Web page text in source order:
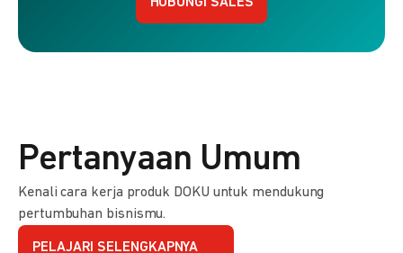
HUBUNGI SALES
Pertanyaan Umum
Kenali cara kerja produk DOKU untuk mendukung
pertumbuhan bisnismu.
PELAJARI SELENGKAPNYA